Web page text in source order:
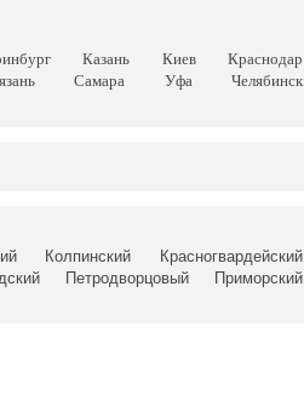
Казань Киев
Краснодар
Самара Уфа
Челябинск
Колпинский
Красногвардейский
Петродворцовый
Приморский